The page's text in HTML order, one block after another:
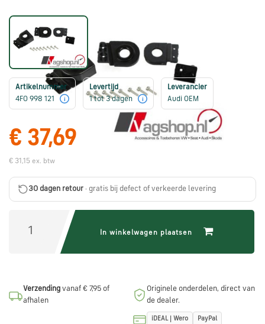
Škoda
onderdelen
CUPRA
onderdelen
Zomeraanbiedingen
Kunnen
helpen?
je
vraag
Artikelnummer
4F0 998 121
i
Levertijd
1 tot 3 dagen
i
Leverancier
Audi OEM
€ 37,69
€ 31,15 ex. btw
30 dagen retour · gratis bij defect of verkeerde levering
In winkelwagen plaatsen
Verzending vanaf € 7,95 of
afhalen
Originele onderdelen, direct van
de dealer.
iDEAL | Wero PayPal